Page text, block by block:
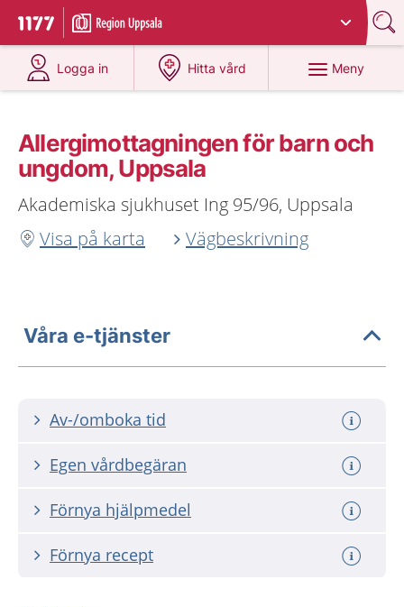
Till startsidan för 1177
Du har valt region
Logga in
på 1177.se
Hitta vård
på 1177.se
Meny
Allergimottagningen för barn och
ungdom, Uppsala
Akademiska sjukhuset Ing 95/96, Uppsala
Visa på karta
Vägbeskrivning
Våra e-tjänster
Av-/omboka tid
Egen vårdbegäran
Förnya hjälpmedel
Förnya recept